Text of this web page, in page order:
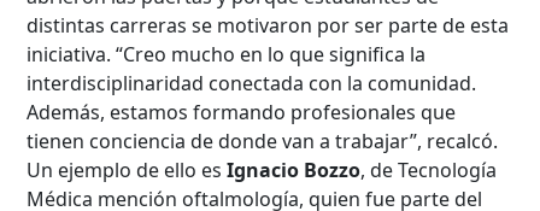
distintas carreras se motivaron por ser parte de esta
iniciativa. “Creo mucho en lo que significa la
interdisciplinaridad conectada con la comunidad.
Además, estamos formando profesionales que
tienen conciencia de donde van a trabajar”, recalcó.
Un ejemplo de ello esIgnacio Bozzo, de Tecnología
Médica mención oftalmología, quien fue parte del